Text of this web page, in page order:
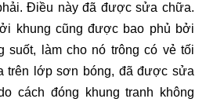
Điều này đã được sửa chữa.
khung cũng được bao phủ bởi
suốt, làm cho nó trông có vẻ tối
trên lớp sơn bóng, đã được sửa
cách đóng khung tranh không